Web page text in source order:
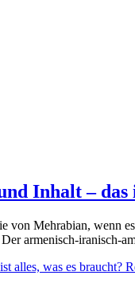
Inhalt – das
von Mehrabian, wenn
armenisch-iranisch-
alles, was es braucht?